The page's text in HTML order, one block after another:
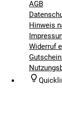
AGB
Hinweis
Widerruf